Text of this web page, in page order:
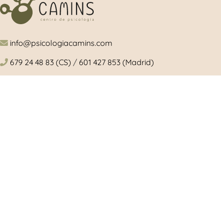
info@psicologiacamins.com
679 24 48 83 (CS) / 601 427 853 (Madrid)